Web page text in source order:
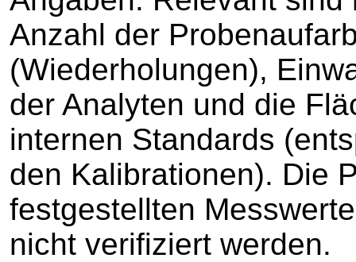
Anzahl der
(Wiederholungen),
der Analyten und die
internen Standards
den Kalibrationen). Die
festgestellten
nicht verifiziert werden.